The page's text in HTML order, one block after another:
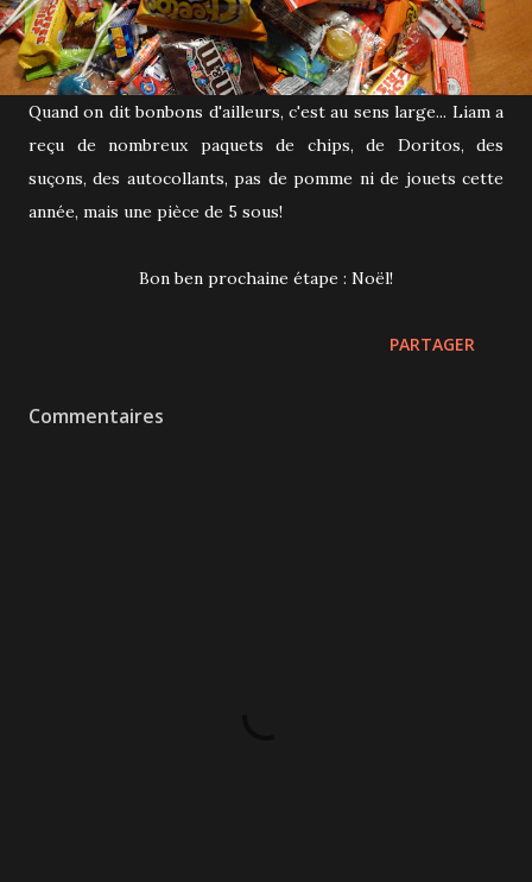
Quand on dit bonbons d'ailleurs, c'est au sens large... Liam a
reçu de nombreux paquets de chips, de Doritos, des
suçons, des autocollants, pas de pomme ni de jouets cette
année, mais une pièce de 5 sous!
Bon ben prochaine étape : Noël!
PARTAGER
Commentaires